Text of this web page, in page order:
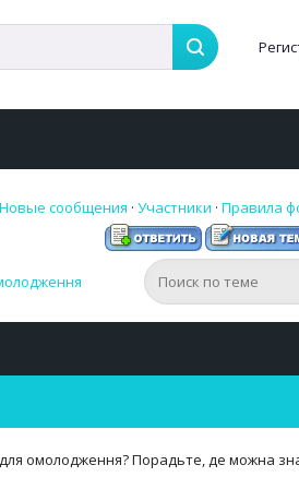
Новые сообщения · Участники · Правила
омолодження? Порадьте, де можна